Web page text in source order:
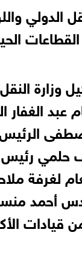
الدولي
عبد الغفار
حلمي
لغرفة
أحمد
قيادات